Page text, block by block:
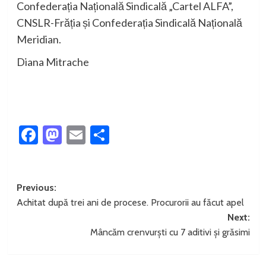
Confederația Națională Sindicală „Cartel ALFA”,
CNSLR-Frăția și Confederația Sindicală Națională
Meridian.
Diana Mitrache
Facebook
Mastodon
EmailPartajează
Post
navigation
Previous:
Achitat după trei ani de procese. Procurorii au făcut apel
Next:
Mâncăm crenvurști cu 7 aditivi și grăsimi